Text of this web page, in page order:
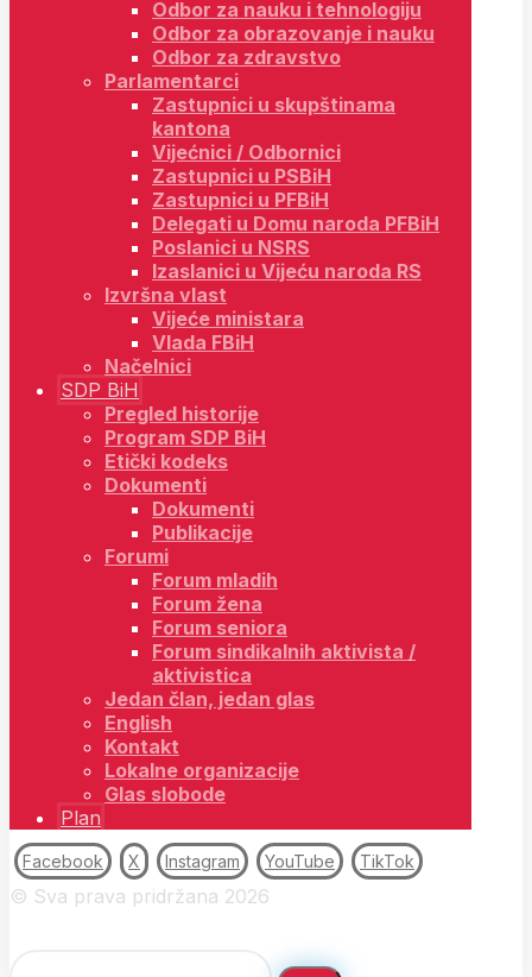
Odbor za nauku i tehnologiju
Odbor za obrazovanje i nauku
Odbor za zdravstvo
Parlamentarci
Zastupnici u skupštinama
kantona
Vijećnici / Odbornici
Zastupnici u PSBiH
Zastupnici u PFBiH
Delegati u Domu naroda PFBiH
Poslanici u NSRS
Izaslanici u Vijeću naroda RS
Izvršna vlast
Vijeće ministara
Vlada FBiH
Načelnici
SDP BiH
Pregled historije
Program SDP BiH
Etički kodeks
Dokumenti
Dokumenti
Publikacije
Forumi
Forum mladih
Forum žena
Forum seniora
Forum sindikalnih aktivista /
aktivistica
Jedan član, jedan glas
English
Kontakt
Lokalne organizacije
Glas slobode
Plan
Facebook X Instagram YouTube TikTok
© Sva prava pridržana 2026